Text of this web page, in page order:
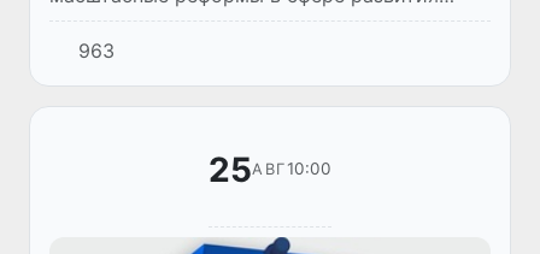
предпринимательства. Государство
предпринимает все усилия по созданию
благоприятной среды для привлече...
963
25АВГ10:00